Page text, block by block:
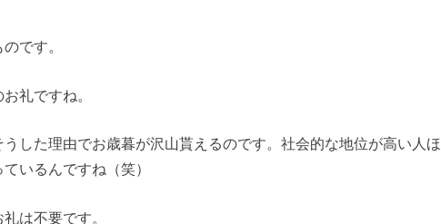
です。
礼ですね。
した理由でお歳暮が沢山貰えるのです。社会的な地位が高い人ほ
いるんですね（笑）
は不要です。